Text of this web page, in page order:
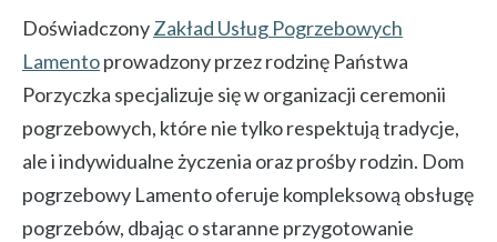
DoświadczonyZakład Usług Pogrzebowych
Lamentoprowadzony przez rodzinę Państwa
Porzyczka specjalizuje się w organizacji ceremonii
pogrzebowych, które nie tylko respektują tradycje,
ale i indywidualne życzenia oraz prośby rodzin. Dom
pogrzebowy Lamento oferuje kompleksową obsługę
pogrzebów, dbając o staranne przygotowanie